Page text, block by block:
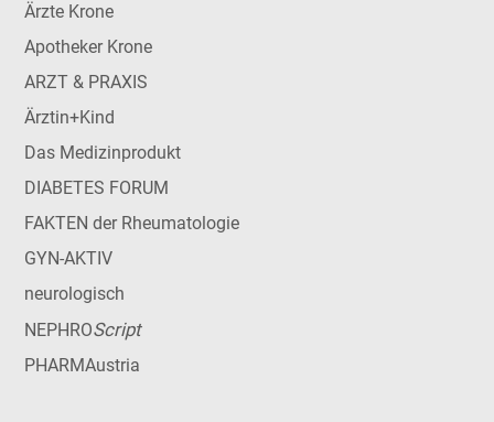
Ärzte Krone
Apotheker Krone
ARZT & PRAXIS
Ärztin+Kind
Das Medizinprodukt
DIABETES FORUM
FAKTEN der Rheumatologie
GYN-AKTIV
neurologisch
NEPHROScript
PHARMAustria